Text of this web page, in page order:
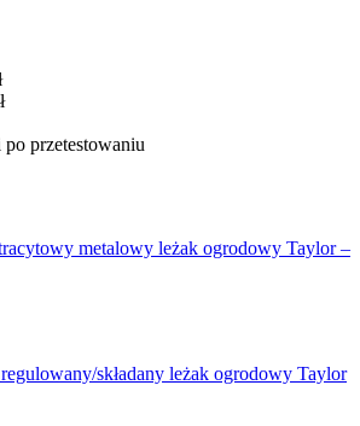
po przetestowaniu
metalowy leżak ogrodowy Taylor –
składany leżak ogrodowy Taylor